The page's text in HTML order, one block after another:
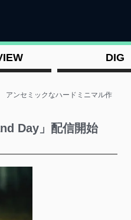
DIG
ンセミックなハードミニマル作
Day」配信開始